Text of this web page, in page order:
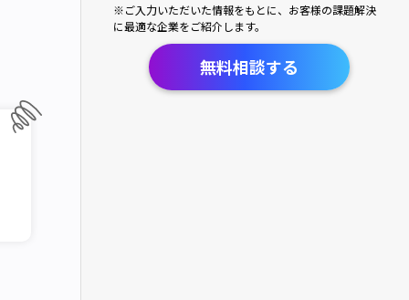
※ご入力いただいた情報をもとに、お客様の課題解決
に最適な企業をご紹介します。
無料相談する